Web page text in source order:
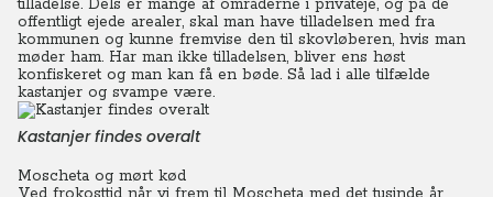
tilladelse. Dels er mange af områderne i privateje, og på de
offentligt ejede arealer, skal man have tilladelsen med fra
kommunen og kunne fremvise den til skovløberen, hvis man
møder ham. Har man ikke tilladelsen, bliver ens høst
konfiskeret og man kan få en bøde. Så lad i alle tilfælde
kastanjer og svampe være.
Kastanjer findes overalt
Moscheta og mørt kød